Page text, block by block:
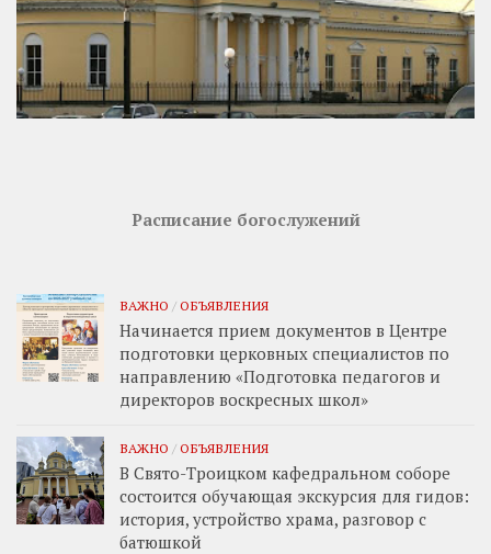
Расписание богослужений
ВАЖНО / ОБЪЯВЛЕНИЯ
Начинается прием документов в Центре
подготовки церковных специалистов по
направлению «Подготовка педагогов и
директоров воскресных школ»
ВАЖНО / ОБЪЯВЛЕНИЯ
В Свято-Троицком кафедральном соборе
состоится обучающая экскурсия для гидов:
история, устройство храма, разговор с
батюшкой